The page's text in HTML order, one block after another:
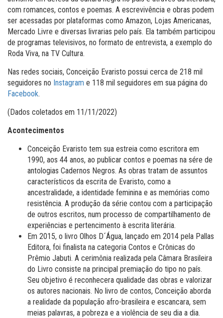
com romances, contos e poemas. A escrevivência e obras podem
ser acessadas por plataformas como Amazon, Lojas Americanas,
Mercado Livre e diversas livrarias pelo país. Ela também participou
de programas televisivos, no formato de entrevista, a exemplo do
Roda Viva, na TV Cultura.
Nas redes sociais, Conceição Evaristo possui cerca de 218 mil
seguidores no Instagram e 118 mil seguidores em sua página do
Facebook.
(Dados coletados em 11/11/2022)
Acontecimentos
Conceição Evaristo tem sua estreia como escritora em
1990, aos 44 anos, ao publicar contos e poemas na sére de
antologias Cadernos Negros. As obras tratam de assuntos
característicos da escrita de Evaristo, como a
ancestralidade, a identidade feminina e as memórias como
resistência. A produção da série contou com a participação
de outros escritos, num processo de compartilhamento de
experiências e pertencimento à escrita literária.
Em 2015, o livro Olhos D´Água, lançado em 2014 pela Pallas
Editora, foi finalista na categoria Contos e Crônicas do
Prêmio Jabuti. A cerimônia realizada pela Câmara Brasileira
do Livro consiste na principal premiação do tipo no país.
Seu objetivo é reconhecera qualidade das obras e valorizar
os autores nacionais. No livro de contos, Conceição aborda
a realidade da população afro-brasileira e escancara, sem
meias palavras, a pobreza e a violência de seu dia a dia.